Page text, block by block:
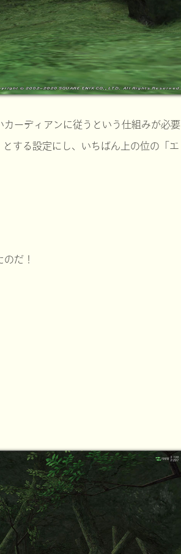
ーディアンに従うという仕組みが必要
する設定にし、いちばん上の位の「エ
だ！